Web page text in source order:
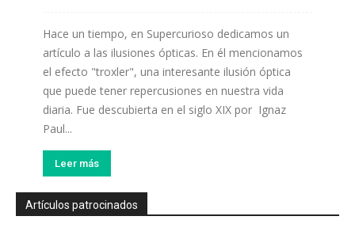
Hace un tiempo, en Supercurioso dedicamos un
artículo a las ilusiones ópticas. En él mencionamos
el efecto "troxler", una interesante ilusión óptica
que puede tener repercusiones en nuestra vida
diaria. Fue descubierta en el siglo XIX por Ignaz
Paul...
Leer más
Artículos patrocinados